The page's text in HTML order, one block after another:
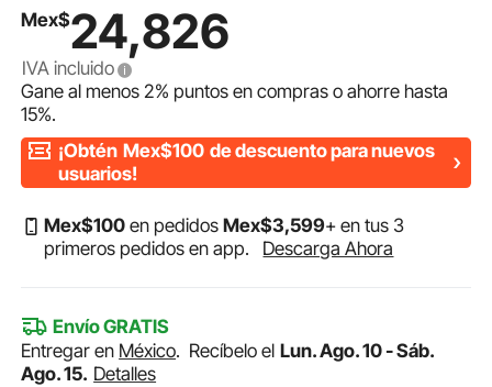
de PC, mesa de preparación de sándwiches con
protección de acero inoxidable, ETL
Mex$24,826
IVA incluido
Gane al menos2% puntos en compras o ahorre hasta
15%.
¡Obtén Mex$100 de descuento para nuevos
usuarios!
Mex$100 en pedidosMex$3,599+ en tus 3
primeros pedidos en app.
Descarga Ahora
Envío GRATIS
Entregar en México. Recíbelo el Lun. Ago. 10 - Sáb.
Ago. 15. Detalles